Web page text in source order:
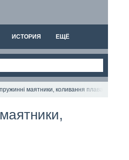
ИСТОРИЯ ЕЩЁ
маятники, коливання плаваючого тіла